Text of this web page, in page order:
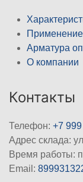
Применение
Арматура
О компании
Контакты
Телефон: +7
Адрес склада:
Время работы:
Email: